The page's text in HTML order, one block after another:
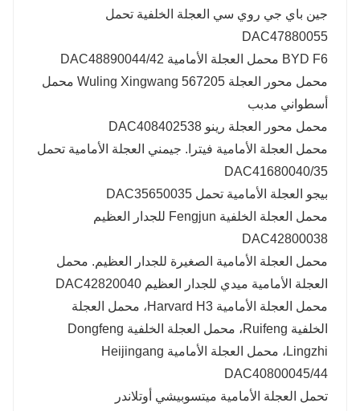
جين باي جي روي سي العجلة الخلفية تحمل
DAC47880055
BYD F6 محمل العجلة الأمامية DAC48890044/42
محمل محور العجلة Wuling Xingwang 567205 محمل
أسطواني مدبب
محمل محور العجلة رينو DAC408402538
محمل العجلة الأمامية فيترا. جيمني العجلة الأمامية تحمل
DAC41680040/35
بيجو العجلة الأمامية تحمل DAC35650035
محمل العجلة الخلفية Fengjun للجدار العظيم
DAC42800038
محمل العجلة الأمامية الصغيرة للجدار العظيم. محمل
العجلة الأمامية ميدي للجدار العظيم DAC42820040
محمل العجلة الأمامية Harvard H3، محمل العجلة
الخلفية Ruifeng، محمل العجلة الخلفية Dongfeng
Lingzhi، محمل العجلة الأمامية Heijingang
DAC40800045/44
تحمل العجلة الأمامية ميتسوبيشي أوتلاندر